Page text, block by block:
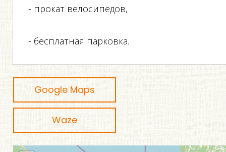
- прокат велосипедов,
- бесплатная парковка.
Google Maps
Waze